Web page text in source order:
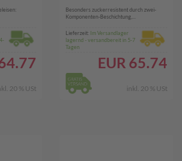
20 % USt
Besonders zuckerresistent durch zwei-
Komponenten-Beschichtung,...
Lieferzeit: Im Versandlager
lagernd - versandbereit in 5-7
Tagen
EUR 65.74
inkl. 20 % USt